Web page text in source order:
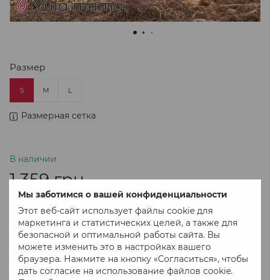
Мы заботимся о вашей конфиденциальности
Этот веб-сайт использует файлы cookie для
маркетинга и статистических целей, а также для
безопасной и оптимальной работы сайта. Вы
можете изменить это в настройках вашего
браузера. Нажмите на кнопку «Согласиться», чтобы
дать согласие на использование файлов cookie.
Размер
S M L
Размерная сетка
В наличии
1 359 грн
В корзину
Купить в 1 клік